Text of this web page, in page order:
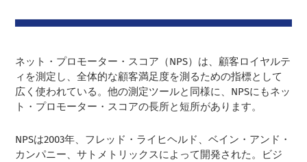
ネット・プロモーター・スコア（NPS）は、顧客ロイヤルテ
ィを測定し、全体的な顧客満足度を測るための指標として
広く使われている。他の測定ツールと同様に、NPSにもネッ
ト・プロモーター・スコアの長所と短所があります。
NPSは2003年、フレッド・ライヒヘルド、ベイン・アンド・
カンパニー、サトメトリックスによって開発された。ビジ